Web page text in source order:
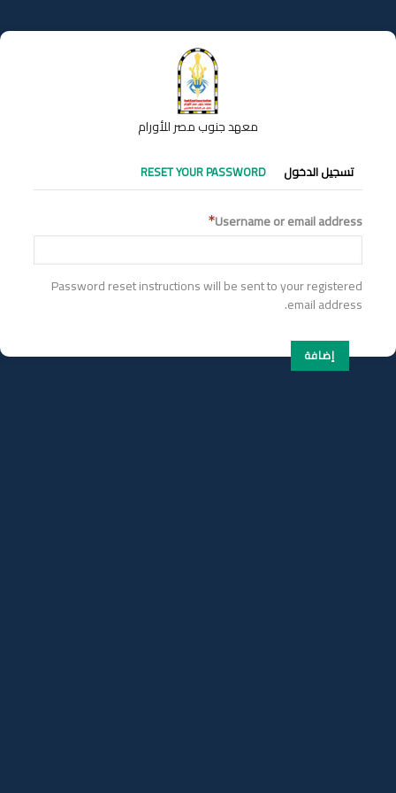
إلى
المحتوى
معهد جنوب مصر للأورام
التبويبات
الأساسية
تسجيل الدخول RESET YOUR PASSWORD
Username or email address
Password reset instructions will be sent to your registered
email address.